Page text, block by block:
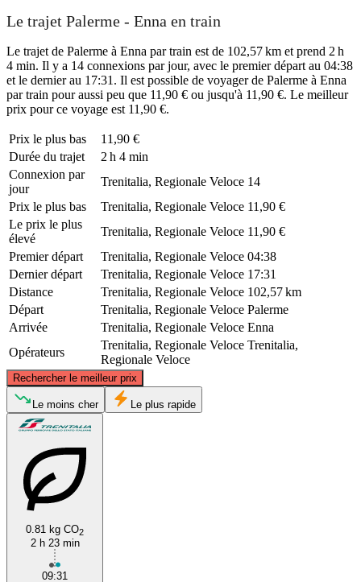
Le trajet Palerme - Enna en train
Le trajet de Palerme à Enna par train est de 102,57 km et prend 2 h
4 min. Il y a 14 connexions par jour, avec le premier départ au 04:38
et le dernier au 17:31. Il est possible de voyager de Palerme à Enna
par train pour aussi peu que 11,90 € ou jusqu'à 11,90 €. Le meilleur
prix pour ce voyage est 11,90 €.
Prix ​​le plus bas
11,90 €
Durée du trajet
2 h 4 min
Connexion par
jour
Trenitalia, Regionale Veloce 14
Prix ​​le plus bas
Trenitalia, Regionale Veloce 11,90 €
Le prix le plus
élevé
Trenitalia, Regionale Veloce 11,90 €
Premier départ
Trenitalia, Regionale Veloce 04:38
Dernier départ
Trenitalia, Regionale Veloce 17:31
Distance
Trenitalia, Regionale Veloce 102,57 km
Départ
Trenitalia, Regionale Veloce Palerme
Arrivée
Trenitalia, Regionale Veloce Enna
Opérateurs
Trenitalia, Regionale Veloce Trenitalia,
Regionale Veloce
Rechercher le meilleur prix
Palermo
©
Le moins cher Le plus rapide
0.81 kg CO2
2 h 23 min
09:31